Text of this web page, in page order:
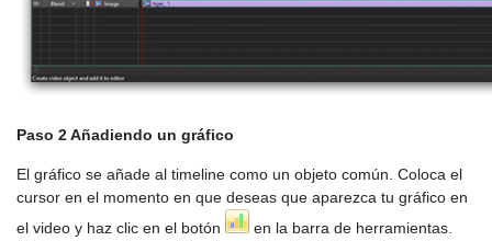
Paso 2 Añadiendo un gráfico
El gráfico se añade al timeline como un objeto común. Coloca el
cursor en el momento en que deseas que aparezca tu gráfico en
el video y haz clic en el botón
en la barra de herramientas.